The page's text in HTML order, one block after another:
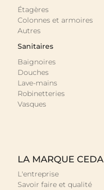
Étagères
Colonnes et armoires
Autres
Sanitaires
Baignoires
Douches
Lave-mains
Robinetteries
Vasques
LA MARQUE
L'entreprise
Savoir faire et qualité